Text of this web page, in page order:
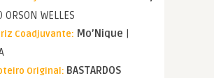
WELLES
Coadjuvante: Mo’Nique |
Original: BASTARDOS